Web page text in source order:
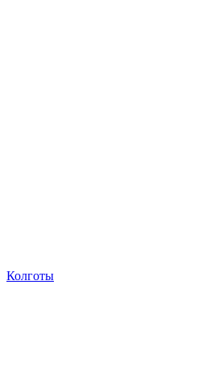
Колготы